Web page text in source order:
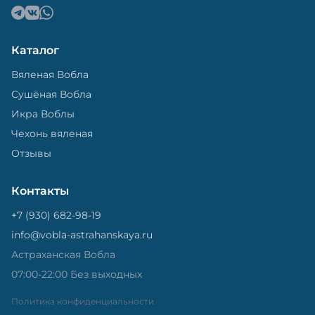
Каталог
Вяленая Вобла
Сушёная Вобла
Икра Воблы
Чехонь вяленая
Отзывы
Контакты
+7 (930) 682-98-19
info@vobla-astrahanskaya.ru
Астраханская Вобла
07:00-22:00 Без выходных
Политика конфиденциальности